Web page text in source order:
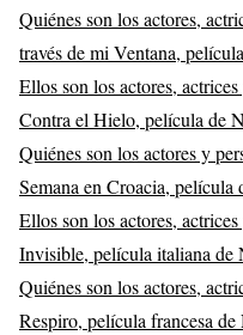
Quiénes son los actores,
través de mi Ventana,
Ellos son los actores,
Contra el Hielo, película de
Quiénes son los actores y
Semana en Croacia,
Ellos son los actores,
Invisible, película italiana de
Quiénes son los actores,
Respiro, película francesa